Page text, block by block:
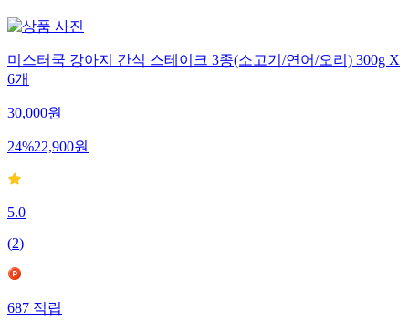
미스터쿡 강아지 간식 스테이크 3종(소고기/연어/오리) 300g X
6개
30,000원
24%22,900원
5.0
(2)
687 적립